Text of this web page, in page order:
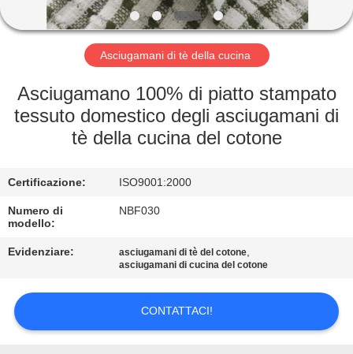
GIRO
FABBRICA
CONTROLLO
QUALITÀ
MAPPA
DEL
SITO
Asciugamani di tè della cucina
Asciugamano 100% di piatto stampato
tessuto domestico degli asciugamani di
tè della cucina del cotone
Certificazione: ISO9001:2000
Numero di
modello:
NBF030
Evidenziare: asciugamani di tè del cotone,
asciugamani di cucina del cotone
CONTATTACI!